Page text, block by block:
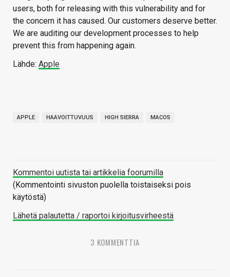
users, both for releasing with this vulnerability and for
the concern it has caused. Our customers deserve better.
We are auditing our development processes to help
prevent this from happening again.
Lähde: Apple
APPLE HAAVOITTUVUUS HIGH SIERRA MACOS
Kommentoi uutista tai artikkelia foorumilla
(Kommentointi sivuston puolella toistaiseksi pois
käytöstä)
Lähetä palautetta / raportoi kirjoitusvirheestä
3 KOMMENTTIA